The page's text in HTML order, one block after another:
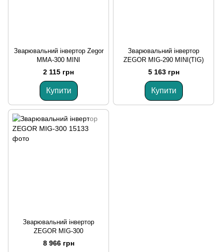
Зварювальний інвертор Zegor
MMA-300 MINI
2 115 грн
Купити
Зварювальний інвертор
ZEGOR MIG-290 MINI(TIG)
5 163 грн
Купити
Зварювальний інвертор
ZEGOR MIG-300
8 966 грн